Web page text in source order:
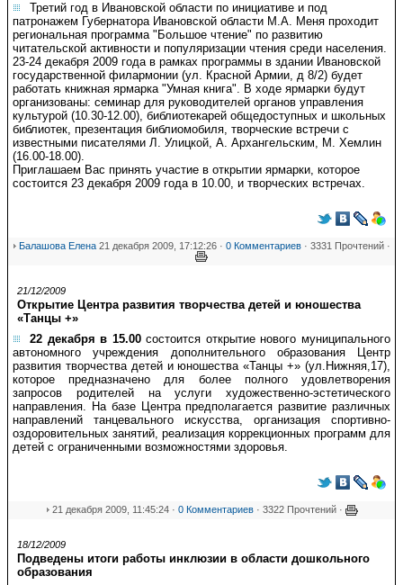
Третий год в Ивановской области по инициативе и под
патронажем Губернатора Ивановской области М.А. Меня проходит
региональная программа "Большое чтение" по развитию
читательской активности и популяризации чтения среди населения.
23-24 декабря 2009 года в рамках программы в здании Ивановской
государственной филармонии (ул. Красной Армии, д 8/2) будет
работать книжная ярмарка "Умная книга". В ходе ярмарки будут
организованы: семинар для руководителей органов управления
культурой (10.30-12.00), библиотекарей общедоступных и школьных
библиотек, презентация библиомобиля, творческие встречи с
известными писателями Л. Улицкой, А. Архангельским, М. Хемлин
(16.00-18.00).
Приглашаем Вас принять участие в открытии ярмарки, которое
состоится 23 декабря 2009 года в 10.00, и творческих встречах.
Балашова Елена 21 декабря 2009, 17:12:26 · 0 Комментариев · 3331 Прочтений ·
21/12/2009
Открытие Центра развития творчества детей и юношества
«Танцы +»
22 декабря в 15.00состоится открытие нового муниципального
автономного учреждения дополнительного образования Центр
развития творчества детей и юношества «Танцы +» (ул.Нижняя,17),
которое предназначено для более полного удовлетворения
запросов родителей на услуги художественно-эстетического
направления. На базе Центра предполагается развитие различных
направлений танцевального искусства, организация спортивно-
оздоровительных занятий, реализация коррекционных программ для
детей с ограниченными возможностями здоровья.
21 декабря 2009, 11:45:24 · 0 Комментариев· 3322 Прочтений ·
18/12/2009
Подведены итоги работы инклюзии в области дошкольного
образования